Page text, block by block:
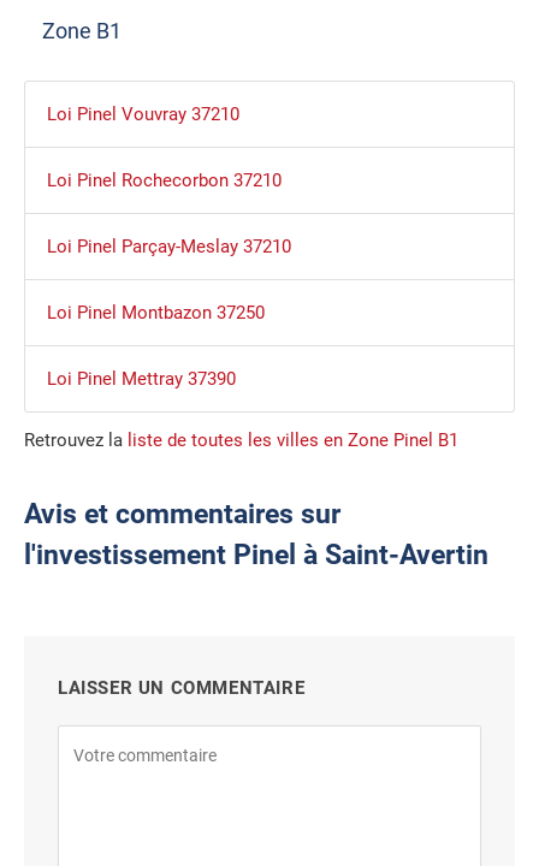
Zone B1
Loi Pinel Vouvray 37210
Loi Pinel Rochecorbon 37210
Loi Pinel Parçay-Meslay 37210
Loi Pinel Montbazon 37250
Loi Pinel Mettray 37390
Retrouvez la liste de toutes les villes en Zone Pinel B1
Avis et commentaires sur
l'investissement Pinel à Saint-Avertin
LAISSER UN COMMENTAIRE